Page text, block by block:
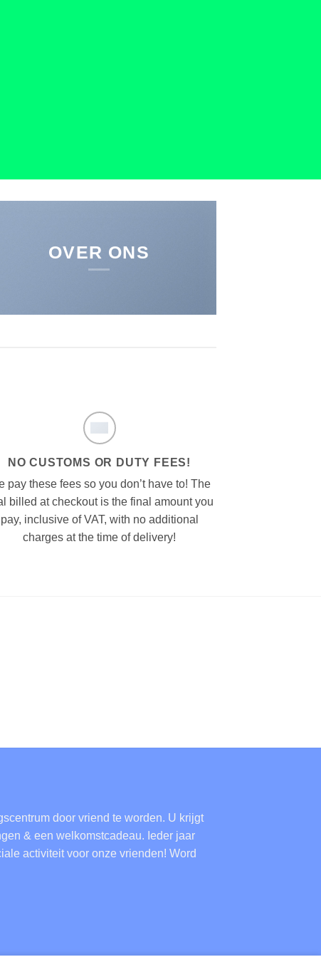
OVER ONS
NO CUSTOMS OR DUTY FEES!
pay these fees so you don’t have to! The
billed at checkout is the final amount you
pay, inclusive of VAT, with no additional
charges at the time of delivery!
door vriend te worden. U krijgt
& een welkomstcadeau. Ieder jaar
activiteit voor onze vrienden! Word